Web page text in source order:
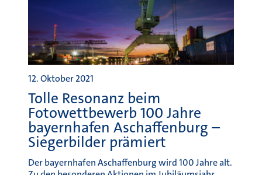
Tolle Resonanz beim
Fotowettbewerb 100 Jahre
bayernhafen Aschaffenburg –
Siegerbilder prämiert
Der bayernhafen Aschaffenburg wird 100 Jahre alt.
Zu den besonderen Aktionen im Jubiläumsjahr
zählt auch der Fotowettbewerb „bayernhafen
Aschaffenburg –…
MEHR ERFAHREN